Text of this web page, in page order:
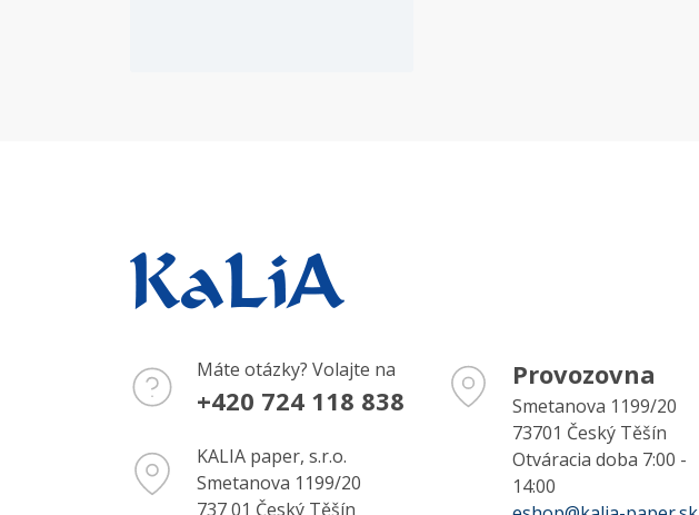
Máte otázky? Volajte na
+420 724 118 838
KALIA paper, s.r.o.
Smetanova 1199/20
737 01 Český Těšín
Provozovna
Smetanova 1199/20
73701 Český Těšín
Otváracia doba 7:00 -
14:00